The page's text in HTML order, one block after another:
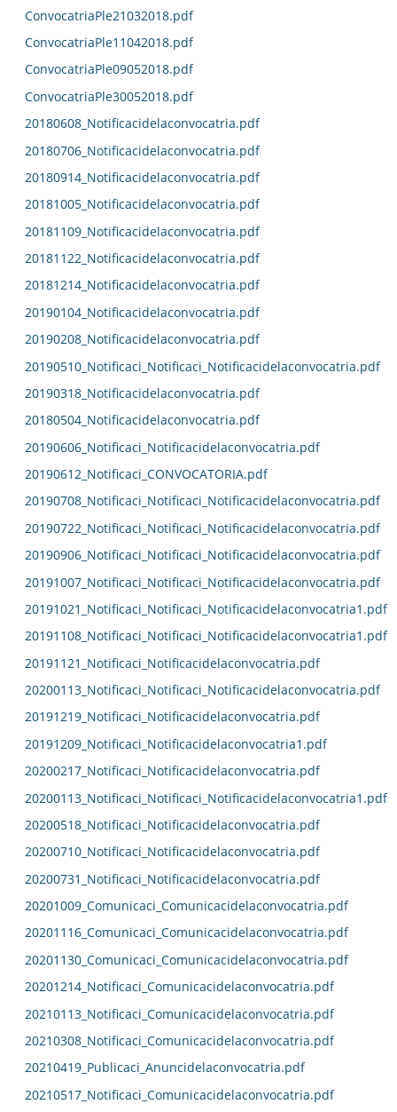
ConvocatriaPle21032018.pdf
ConvocatriaPle11042018.pdf
ConvocatriaPle09052018.pdf
ConvocatriaPle30052018.pdf
20180608_Notificacidelaconvocatria.pdf
20180706_Notificacidelaconvocatria.pdf
20180914_Notificacidelaconvocatria.pdf
20181005_Notificacidelaconvocatria.pdf
20181109_Notificacidelaconvocatria.pdf
20181122_Notificacidelaconvocatria.pdf
20181214_Notificacidelaconvocatria.pdf
20190104_Notificacidelaconvocatria.pdf
20190208_Notificacidelaconvocatria.pdf
20190510_Notificaci_Notificaci_Notificacidelaconvocatria.pdf
20190318_Notificacidelaconvocatria.pdf
20180504_Notificacidelaconvocatria.pdf
20190606_Notificaci_Notificacidelaconvocatria.pdf
20190612_Notificaci_CONVOCATORIA.pdf
20190708_Notificaci_Notificaci_Notificacidelaconvocatria.pdf
20190722_Notificaci_Notificaci_Notificacidelaconvocatria.pdf
20190906_Notificaci_Notificaci_Notificacidelaconvocatria.pdf
20191007_Notificaci_Notificaci_Notificacidelaconvocatria.pdf
20191021_Notificaci_Notificaci_Notificacidelaconvocatria1.pdf
20191108_Notificaci_Notificaci_Notificacidelaconvocatria1.pdf
20191121_Notificaci_Notificacidelaconvocatria.pdf
20200113_Notificaci_Notificaci_Notificacidelaconvocatria.pdf
20191219_Notificaci_Notificacidelaconvocatria.pdf
20191209_Notificaci_Notificacidelaconvocatria1.pdf
20200217_Notificaci_Notificacidelaconvocatria.pdf
20200113_Notificaci_Notificaci_Notificacidelaconvocatria1.pdf
20200518_Notificaci_Notificacidelaconvocatria.pdf
20200710_Notificaci_Notificacidelaconvocatria.pdf
20200731_Notificaci_Notificacidelaconvocatria.pdf
20201009_Comunicaci_Comunicacidelaconvocatria.pdf
20201116_Comunicaci_Comunicacidelaconvocatria.pdf
20201130_Comunicaci_Comunicacidelaconvocatria.pdf
20201214_Notificaci_Comunicacidelaconvocatria.pdf
20210113_Notificaci_Comunicacidelaconvocatria.pdf
20210308_Notificaci_Comunicacidelaconvocatria.pdf
20210419_Publicaci_Anuncidelaconvocatria.pdf
20210517_Notificaci_Comunicacidelaconvocatria.pdf